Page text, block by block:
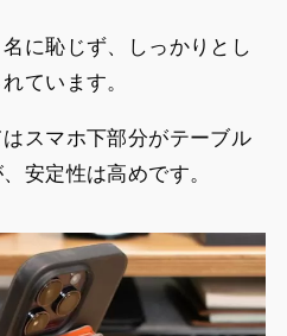
に恥じず、しっかりとし
ています。
スマホ下部分がテーブル
安定性は高めです。